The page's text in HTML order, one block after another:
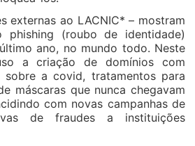
externas ao LACNIC* – mostram
(roubo de identidade)
ano, no mundo todo. Neste
a criação de domínios com
sobre a covid, tratamentos para
máscaras que nunca chegavam
com novas campanhas de
de fraudes a instituições